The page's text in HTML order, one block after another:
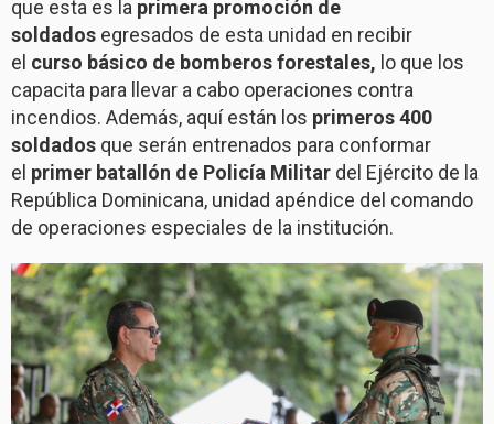
que esta es la primera promoción de
soldados egresados de esta unidad en recibir
el curso básico de bomberos forestales, lo que los
capacita para llevar a cabo operaciones contra
incendios. Además, aquí están los primeros 400
soldados que serán entrenados para conformar
el primer batallón de Policía Militar del Ejército de la
República Dominicana, unidad apéndice del comando
de operaciones especiales de la institución.